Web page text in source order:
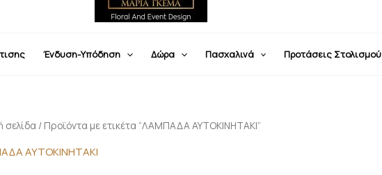
Ένδυση-Υπόδηση Δώρα Πασχαλινά Προτάσεις Στολισμού
σελίδα / Προϊόντα με ετικέτα “ΛΑΜΠΑΔΑ ΑΥΤΟΚΙΝΗΤΑΚΙ”
ΑΥΤΟΚΙΝΗΤΑΚΙ